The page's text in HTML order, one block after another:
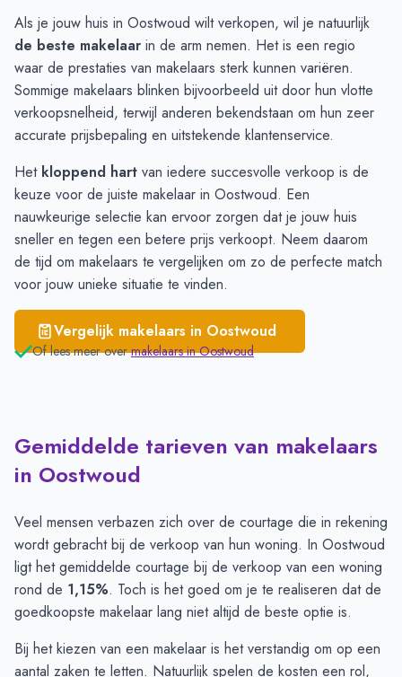
Andijk
€ 4.203
Medemblik
€ 3.571
Wognum
€ 3.563
Twisk
€ 3.008
Midwoud
€ 2.944
Oostwoud
€ 2.520
Als je jouw huis in Oostwoud wilt verkopen, wil je natuurlijk
de beste makelaar in de arm nemen. Het is een regio
waar de prestaties van makelaars sterk kunnen variëren.
Sommige makelaars blinken bijvoorbeeld uit door hun vlotte
verkoopsnelheid, terwijl anderen bekendstaan om hun zeer
accurate prijsbepaling en uitstekende klantenservice.
Het kloppend hart van iedere succesvolle verkoop is de
keuze voor de juiste makelaar in Oostwoud. Een
nauwkeurige selectie kan ervoor zorgen dat je jouw huis
sneller en tegen een betere prijs verkoopt. Neem daarom
de tijd om makelaars te vergelijken om zo de perfecte match
voor jouw unieke situatie te vinden.
Vergelijk makelaars in Oostwoud
Of lees meer over makelaars inOostwoud
Gemiddelde tarieven van makelaars
in Oostwoud
Veel mensen verbazen zich over de courtage die in rekening
wordt gebracht bij de verkoop van hun woning. In Oostwoud
ligt het gemiddelde courtage bij de verkoop van een woning
rond de 1,15%. Toch is het goed om je te realiseren dat de
goedkoopste makelaar lang niet altijd de beste optie is.
Bij het kiezen van een makelaar is het verstandig om op een
aantal zaken te letten. Natuurlijk spelen de kosten een rol,